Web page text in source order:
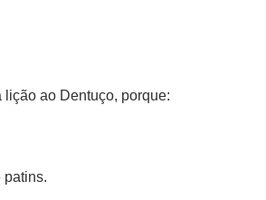
ao Dentuço, porque: